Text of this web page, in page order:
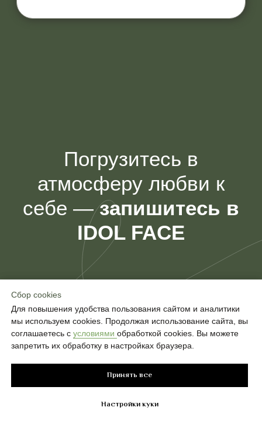
салон
Сбор cookies
Для повышения удобства пользования сайтом и аналитики
мы используем cookies. Продолжая использование сайта, вы
соглашаетесь с условиями обработкой cookies. Вы можете
запретить их обработку в настройках браузера.
Принять все
Настройки куки
Сбор cookies
Для повышения удобства пользования сайтом и аналитики
мы используем cookies. Продолжая использование сайта, вы
соглашаетесь с условиями обработкой cookies. Вы можете
запретить их обработку в настройках браузера.
Принять все
Настройки куки